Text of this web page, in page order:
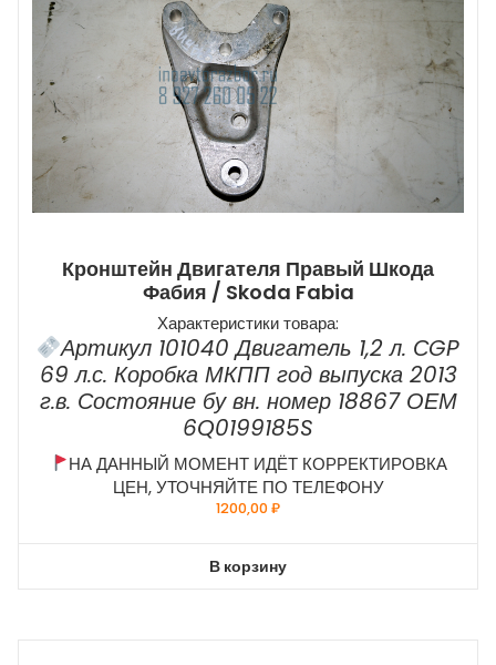
Кронштейн Двигателя Правый Шкода
Фабия / Skoda Fabia
Характеристики товара:
Артикул 101040 Двигатель 1,2 л. СGP
69 л.с. Коробка МКПП год выпуска 2013
г.в. Состояние бу вн. номер 18867 ОЕМ
6Q0199185S
НА ДАННЫЙ МОМЕНТ ИДЁТ КОРРЕКТИРОВКА
ЦЕН, УТОЧНЯЙТЕ ПО ТЕЛЕФОНУ
1200,00₽
В корзину